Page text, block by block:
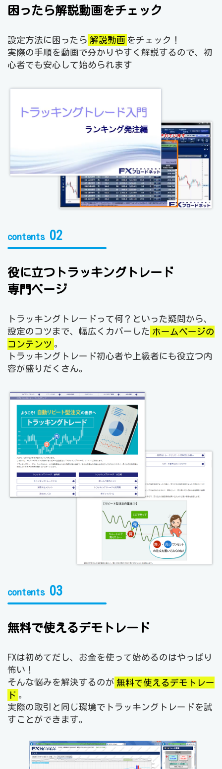
困ったら解説動画をチェック
設定方法に困ったら 解説動画 をチェック！
実際の手順を動画で分かりやすく解説するので、初
心者でも安心して始められます
contents 02
役に立つトラッキングトレード
専門ページ
トラッキングトレードって何？といった疑問から、
設定のコツまで、幅広くカバーした ホームページの
コンテンツ 。
トラッキングトレード初心者や上級者にも役立つ内
容が盛りだくさん。
contents 03
無料で使えるデモトレード
FXは初めてだし、お金を使って始めるのはやっぱり
怖い！
そんな悩みを解決するのが 無料で使えるデモトレー
ド 。
実際の取引と同じ環境でトラッキングトレードを試
すことができます。